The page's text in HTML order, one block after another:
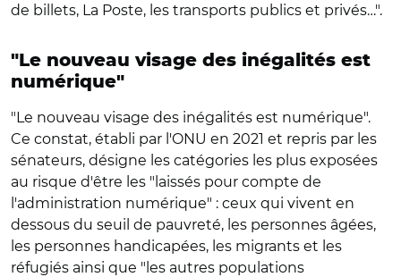
de billets, La Poste, les transports publics et privés…".
"Le nouveau visage des inégalités est
numérique"
"Le nouveau visage des inégalités est numérique".
Ce constat, établi par l'ONU en 2021 et repris par les
sénateurs, désigne les catégories les plus exposées
au risque d'être les "laissés pour compte de
l'administration numérique" : ceux qui vivent en
dessous du seuil de pauvreté, les personnes âgées,
les personnes handicapées, les migrants et les
réfugiés ainsi que "les autres populations